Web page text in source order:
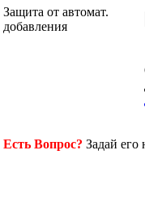
Защита от автомат.
добавления
Есть Вопрос? Задай его